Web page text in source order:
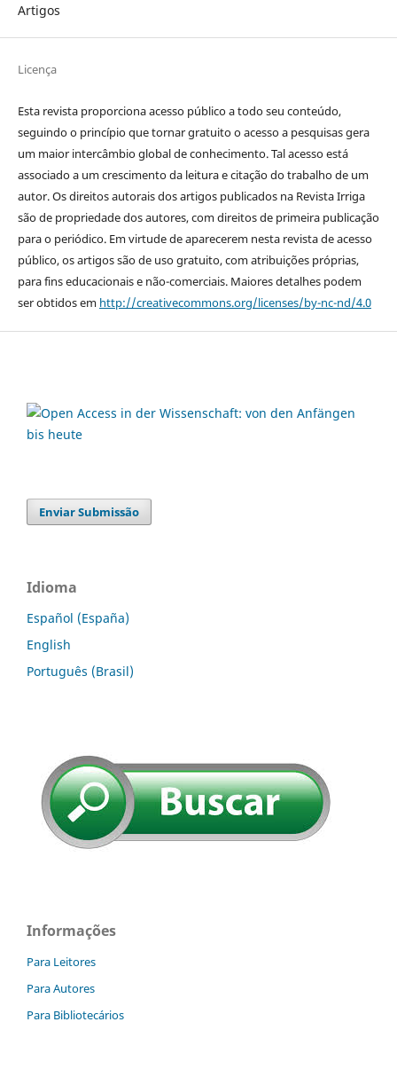
Artigos
Licença
Esta revista proporciona acesso público a todo seu conteúdo,
seguindo o princípio que tornar gratuito o acesso a pesquisas gera
um maior intercâmbio global de conhecimento. Tal acesso está
associado a um crescimento da leitura e citação do trabalho de um
autor. Os direitos autorais dos artigos publicados na Revista Irriga
são de propriedade dos autores, com direitos de primeira publicação
para o periódico. Em virtude de aparecerem nesta revista de acesso
público, os artigos são de uso gratuito, com atribuições próprias,
para fins educacionais e não-comerciais. Maiores detalhes podem
ser obtidos em http://creativecommons.org/licenses/by-nc-nd/4.0
Enviar Submissão
Idioma
Español (España)
English
Português (Brasil)
Informações
Para Leitores
Para Autores
Para Bibliotecários